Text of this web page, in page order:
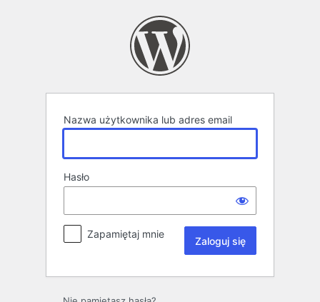
Nazwa użytkownika lub adres email
Hasło
Zapamiętaj mnie